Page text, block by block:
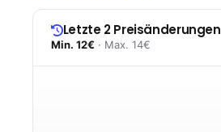
Letzte 2 Preisänderungen
Min. 12€ · Max. 14€